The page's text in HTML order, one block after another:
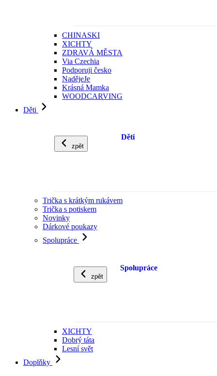
CHINASKI
XICHTY
ZDRAVÁ MĚSTA
Via Czechia
Podporuji česko
NadějeJe
Krásná Mamka
WOODCARVING
Děti
zpět
Děti
Trička s krátkým rukávem
Trička s potiskem
Novinky
Dárkové poukazy
Spolupráce
zpět
Spolupráce
XICHTY
Dobrý táta
Lesní svět
Doplňky